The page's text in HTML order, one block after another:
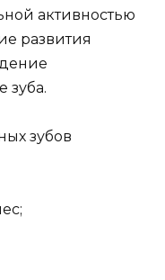
активностью
развития
зуба.
зубов